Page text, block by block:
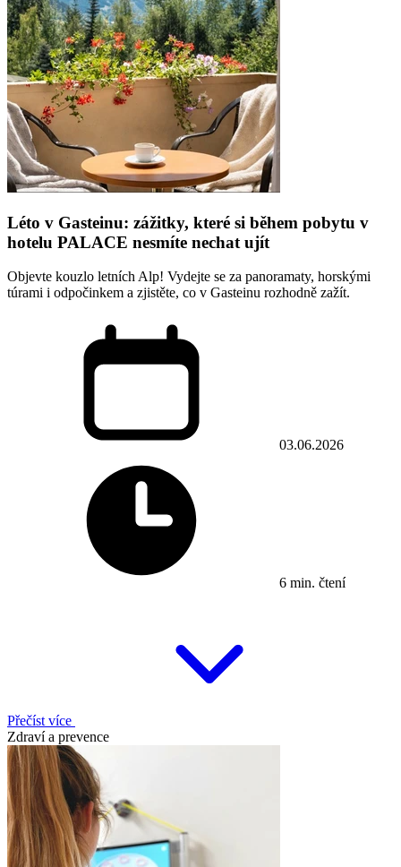
Léto v Gasteinu: zážitky, které si během pobytu v
hotelu PALACE nesmíte nechat ujít
Objevte kouzlo letních Alp! Vydejte se za panoramaty, horskými
túrami i odpočinkem a zjistěte, co v Gasteinu rozhodně zažít.
03.06.2026
6 min. čtení
Přečíst více
Zdraví a prevence